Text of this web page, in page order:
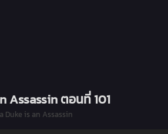
Assassin ตอนที่ 101
Duke is an Assassin